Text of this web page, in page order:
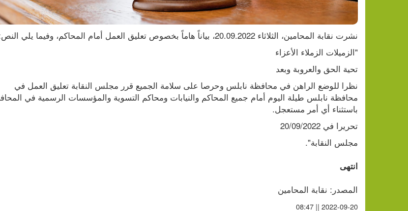
نشرت نقابة المحامين، الثلاثاء 20.09.2022، بياناً هاماً بخصوص تعليق العمل أمام المحاكم، وفيما يلي النص:
"الزميلات الزملاء الأعزاء
تحية الحق والعروبة وبعد
باستثناء أي أمر مستعجل.
تحريرا في 20/09/2022
مجلس النقابة".
انتهى
المصدر: نقابة المحامين
2022-09-20 || 08:47